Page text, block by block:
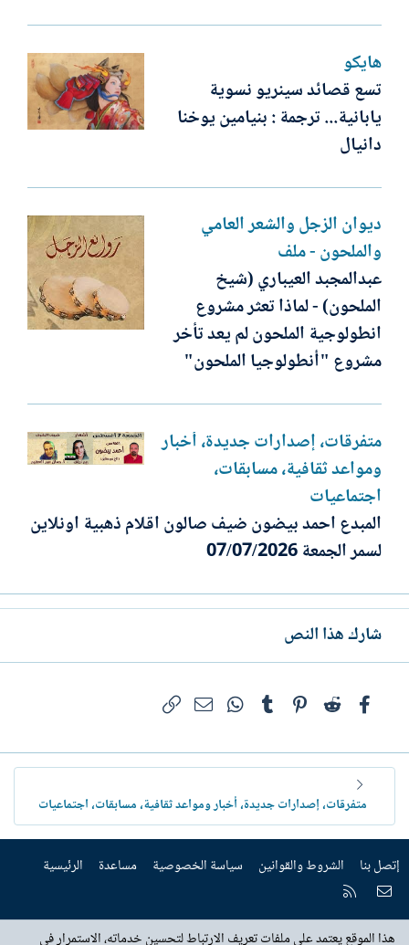
هايكو
تسع قصائد سينريو نسوية
يابانية... ترجمة : بنيامين يوخنا
دانيال
ديوان الزجل والشعر العامي
والملحون - ملف
عبدالمجبد العيباري (شيخ
الملحون) - لماذا تعثر مشروع
انطولوجية الملحون لم يعد تأخر
مشروع "أنطولوجيا الملحون"
متفرقات، إصدارات جديدة، أخبار
ومواعد ثقافية، مسابقات،
اجتماعيات
المبدع احمد بيضون ضيف صالون اقلام ذهبية اونلاين
لسمر الجمعة 07/07/2026
شارك هذا النص
فيسبوكReddit
Pinterest
Tumblr
WhatsAppالبريد الإلكتروني
متفرقات، إصدارات جديدة، أخبار ومواعد ثقافية، مسابقات، اجتماعيات
إتصل بنا الشروط والقوانين سياسة الخصوصية مساعدة الرئيسية
إتصل بنا
هذا الموقع يعتمد على ملفات تعريف الارتباط لتحسين خدماته، الاستمرار في